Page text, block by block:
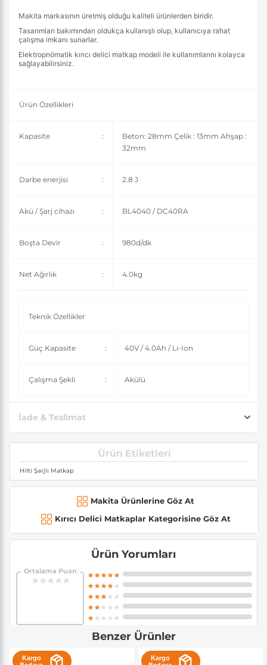
Makita markasının üretmiş olduğu kaliteli ürünlerden biridir.
Tasarımları bakımından oldukça kullanışlı olup, kullanıcıya rahat
çalışma imkanı sunarlar.
Elektropnömatik kırıcı delici matkap modeli ile kullanımlarını kolayca
sağlayabilirsiniz.
Ürün Özellikleri
Kapasite :
Beton: 28mm Çelik : 13mm Ahşap :
32mm
Darbe enerjisi : 2.8 J
Akü / Şarj cihazı : BL4040 / DC40RA
Boşta Devir : 980d/dk
Net Ağırlık : 4.0kg
Teknik Özellikler
Güç Kapasite : 40V / 4.0Ah / Li-Ion
Çalışma Şekli : Akülü
İade & Teslimat
Ürün Etiketleri
Hilti Şarjlı Matkap
Makita Ürünlerine Göz At
Kırıcı Delici Matkaplar Kategorisine Göz At
Ürün Yorumları
Ortalama Puan
Benzer Ürünler
Kargo
Kargo